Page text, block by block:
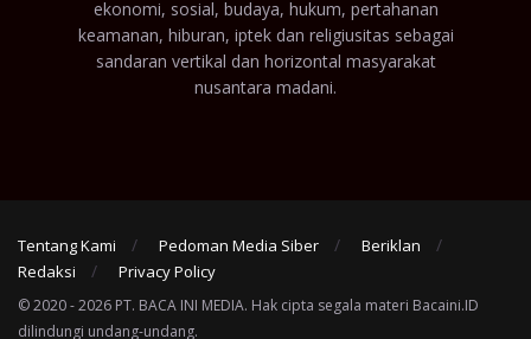
ekonomi, sosial, budaya, hukum, pertahanan
keamanan, hiburan, iptek dan religiusitas sebagai
sandaran vertikal dan horizontal masyarakat
nusantara madani.
Tentang Kami Pedoman Media Siber
Beriklan
Redaksi
Privacy Policy
© 2020 - 2026 PT. BACA INI MEDIA. Hak cipta segala materi Bacaini.ID
dilindungi undang-undang.